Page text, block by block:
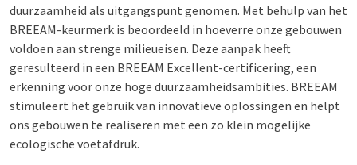
duurzaamheid als uitgangspunt genomen. Met behulp van het
BREEAM-keurmerk is beoordeeld in hoeverre onze gebouwen
voldoen aan strenge milieueisen. Deze aanpak heeft
geresulteerd in een BREEAM Excellent-certificering, een
erkenning voor onze hoge duurzaamheidsambities. BREEAM
stimuleert het gebruik van innovatieve oplossingen en helpt
ons gebouwen te realiseren met een zo klein mogelijke
ecologische voetafdruk.